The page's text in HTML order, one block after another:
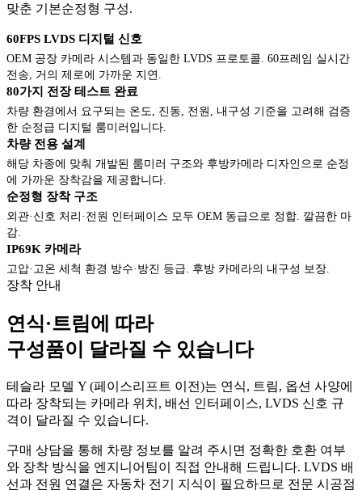
맞춘 기본순정형 구성.
60FPS LVDS 디지털 신호
OEM 공장 카메라 시스템과 동일한 LVDS 프로토콜. 60프레임 실시간
전송, 거의 제로에 가까운 지연.
80가지 전장 테스트 완료
차량 환경에서 요구되는 온도, 진동, 전원, 내구성 기준을 고려해 검증
한 순정급 디지털 룸미러입니다.
차량 전용 설계
해당 차종에 맞춰 개발된 룸미러 구조와 후방카메라 디자인으로 순정
에 가까운 장착감을 제공합니다.
순정형 장착 구조
외관·신호 처리·전원 인터페이스 모두 OEM 동급으로 정합. 깔끔한 마
감.
IP69K 카메라
고압·고온 세척 환경 방수·방진 등급. 후방 카메라의 내구성 보장.
장착 안내
연식·트림에 따라
구성품이 달라질 수 있습니다
테슬라 모델 Y (페이스리프트 이전)는 연식, 트림, 옵션 사양에
따라 장착되는 카메라 위치, 배선 인터페이스, LVDS 신호 규
격이 달라질 수 있습니다.
구매 상담을 통해 차량 정보를 알려 주시면 정확한 호환 여부
와 장착 방식을 엔지니어팀이 직접 안내해 드립니다. LVDS 배
선과 전원 연결은 자동차 전기 지식이 필요하므로 전문 시공점